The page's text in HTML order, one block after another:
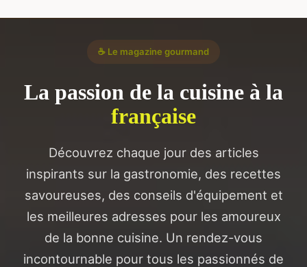
☕ Le magazine gourmand
La passion de la cuisine à la
française
Découvrez chaque jour des articles
inspirants sur la gastronomie, des recettes
savoureuses, des conseils d'équipement et
les meilleures adresses pour les amoureux
de la bonne cuisine. Un rendez-vous
incontournable pour tous les passionnés de